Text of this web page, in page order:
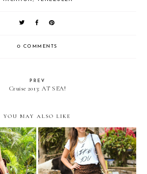
0 COMMENTS
PREV
Cruise 2013: AT SEA!
YOU MAY ALSO LIKE
for